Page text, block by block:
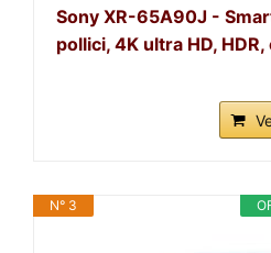
Sony XR-65A90J -
pollici, 4K ultra HD,
N° 3